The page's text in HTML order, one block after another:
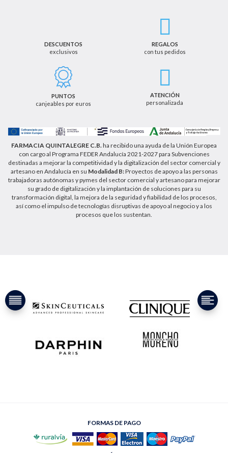
el tratamiento de sus datos personales se basará
cancelación u oposición, así como los derechos
adicionales que le asisten a través de la dirección
de email info@farmaciaquintalegregranada.es, así
como a través de los medios detallados en la
información adicional sobre nuestra política de
privacidad que puede consultar en la dirección web
DESCUENTOS
exclusivos
REGALOS
con tus pedidos
PUNTOS
canjeables por euros
ATENCIÓN
personalizada
FARMACIA QUINTALEGRE C.B. ha recibido una ayuda de la Unión Europea
con cargo al Programa FEDER Andalucía 2021-2027 para Subvenciones
destinadas a mejorar la competitividad y la digitalización del sector comercial y
artesano en Andalucía en su Modalidad B:Proyectos de apoyo a las personas
trabajadoras autónomas y pymes del sector comercial y artesano para mejorar
su grado de digitalización y la implantación de soluciones para su
transformación digital, la mejora de la seguridad y fiabilidad de los procesos,
así como el impulso de tecnologías disruptivas de apoyo al negocio y a los
procesos que los sustentan.
FORMAS DE PAGO